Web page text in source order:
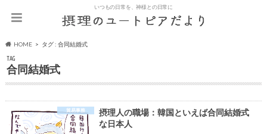
いつもの日常を、神様との日常に
HOME タグ : 合同結婚式
TAG
合同結婚式
貿易事務
摂理人の職場：韓国といえば合同結婚式
な日本人